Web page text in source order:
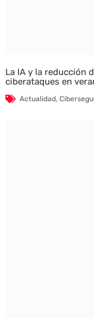
La IA y la reducción
ciberataques en
Actualidad,